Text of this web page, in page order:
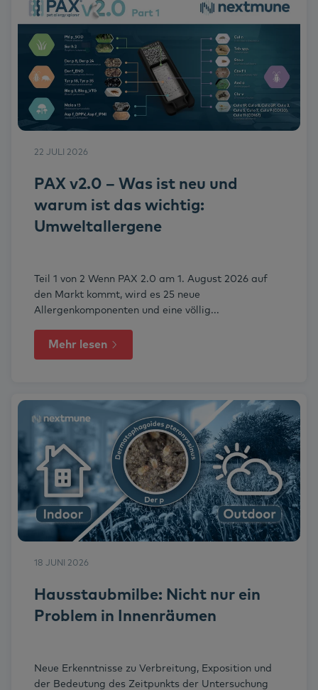
22 JULI 2026
PAX v2.0 – Was ist neu und
warum ist das wichtig:
Umweltallergene
Teil 1 von 2 Wenn PAX 2.0 am 1. August 2026 auf
den Markt kommt, wird es 25 neue
Allergenkomponenten und eine völlig...
Mehr lesen
18 JUNI 2026
Hausstaubmilbe: Nicht nur ein
Problem in Innenräumen
Neue Erkenntnisse zu Verbreitung, Exposition und
der Bedeutung des Zeitpunkts der Untersuchung